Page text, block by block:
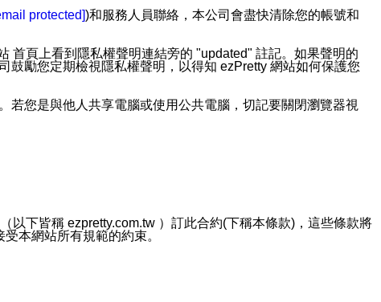
protected])和服務人員聯絡，本公司會盡快清除您的帳號和
首頁上看到隱私權聲明連結旁的 "updated" 註記。如果聲明的
勵您定期檢視隱私權聲明，以得知 ezPretty 網站如何保護您
您是與他人共享電腦或使用公共電腦，切記要關閉瀏覽器視
者，將可收到通知型訊息。
以下皆稱 ezpretty.com.tw ）訂此合約(下稱本條款)，這些條款將
本網站所有規範的約束。